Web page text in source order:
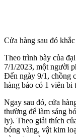
Cửa hàng sau đó
Theo trình bày của
7/1/2023, một người
Đến ngày 9/1, chồng
hàng báo có 1 viên bi
Ngay sau đó, cửa
thường để làm sáng
ly). Theo giải thích
bóng vàng, vật kim